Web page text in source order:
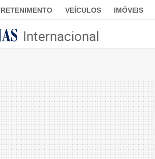
VEÍCULOS IMÓVEIS
Internacional